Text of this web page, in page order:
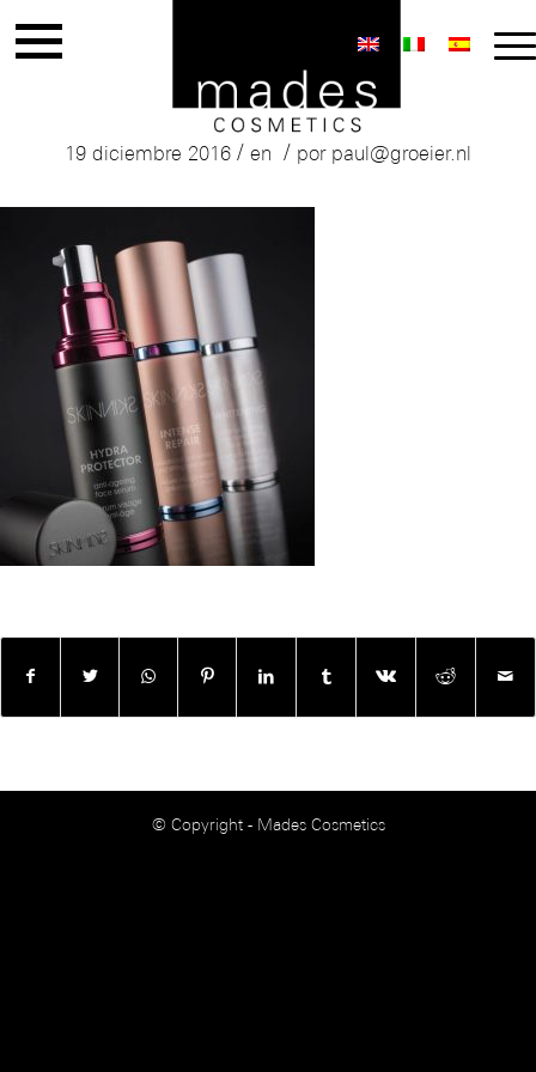
Mades Skinniks Sprays
19 diciembre 2016 / en / por paul@groeier.nl
© Copyright - Mades Cosmetics